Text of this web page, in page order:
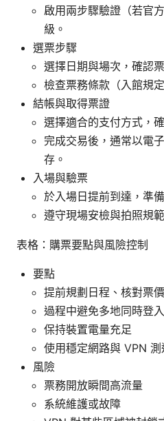
啟用兩步驟驗證（若官
級。
選票步驟
選擇日期與場次，確認
檢查票務條款（入館規
結帳與取得票證
選擇適合的支付方式，
完成交易後，通常以電
存。
入場與驗票
於入場日提前到達，準
遵守現場安檢與拍照規
表格：購票要點與風險控制
要點
提前規劃日程、核對票價
過程中避免多地同時登入
保持裝置電量充足
使用穩定網路與 VPN 測
風險
票務開放瞬間高流量
系統維護或故障